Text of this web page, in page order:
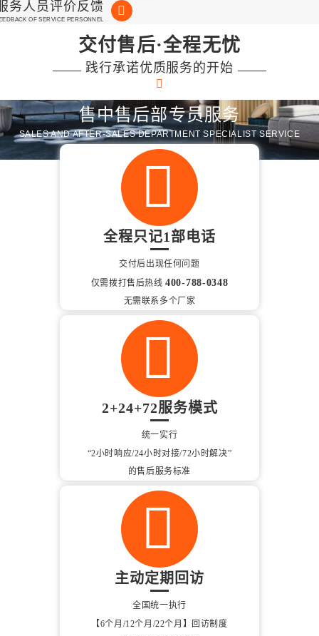
务人员评价反馈
OF SERVICE PERSONNEL
交付售后·全程无忧
践行承诺优质服务的开始
售中售后部专员服务
SALES AND AFTER-SALES DEPARTMENT SPECIALIST SERVICE
全程只记1部电话
交付后出现任何问题
仅需拨打售后热线400-788-0348
无需联系多个厂家
2+24+72服务模式
统一实行
“2小时响应/24小时对接/72小时解决”
的售后服务标准
主动定期回访
全国统一执行
【6个月/12个月/22个月】回访制度